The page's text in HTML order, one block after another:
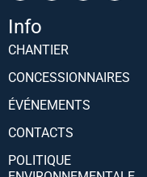
Info
CHANTIER
CONCESSIONNAIRES
ÉVÉNEMENTS
CONTACTS
POLITIQUE